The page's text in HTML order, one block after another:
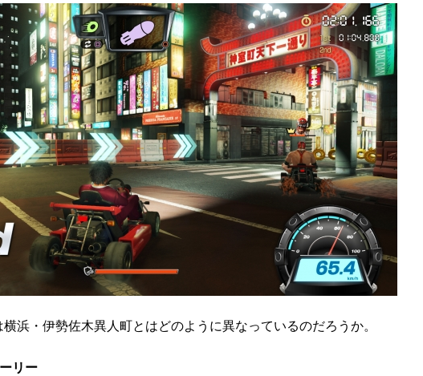
浜・伊勢佐木異人町とはどのように異なっているのだろうか。
リー